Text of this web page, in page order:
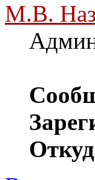
М.В.